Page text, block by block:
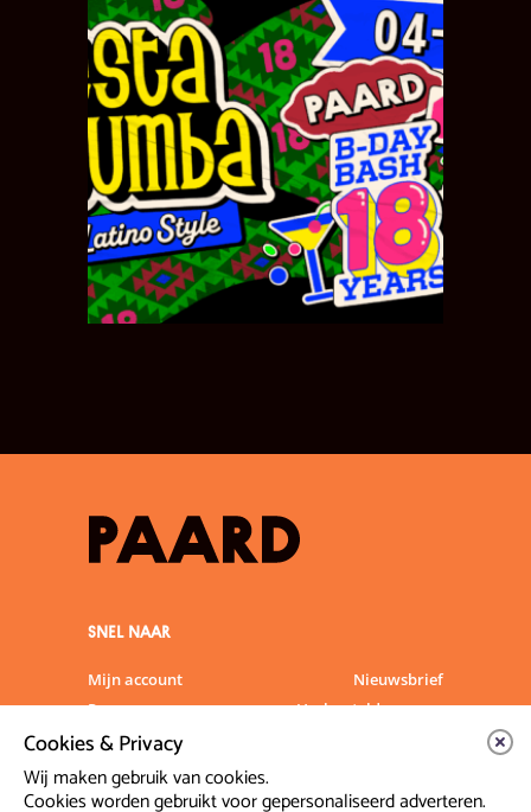
SNEL NAAR
Mijn account
Nieuwsbrief
Programma
Veelgestelde vragen
Partners & Sponsoren
Artiesten info
Cookies & Privacy
Wij maken gebruik van cookies.
Cookies worden gebruikt voor gepersonaliseerd adverteren.